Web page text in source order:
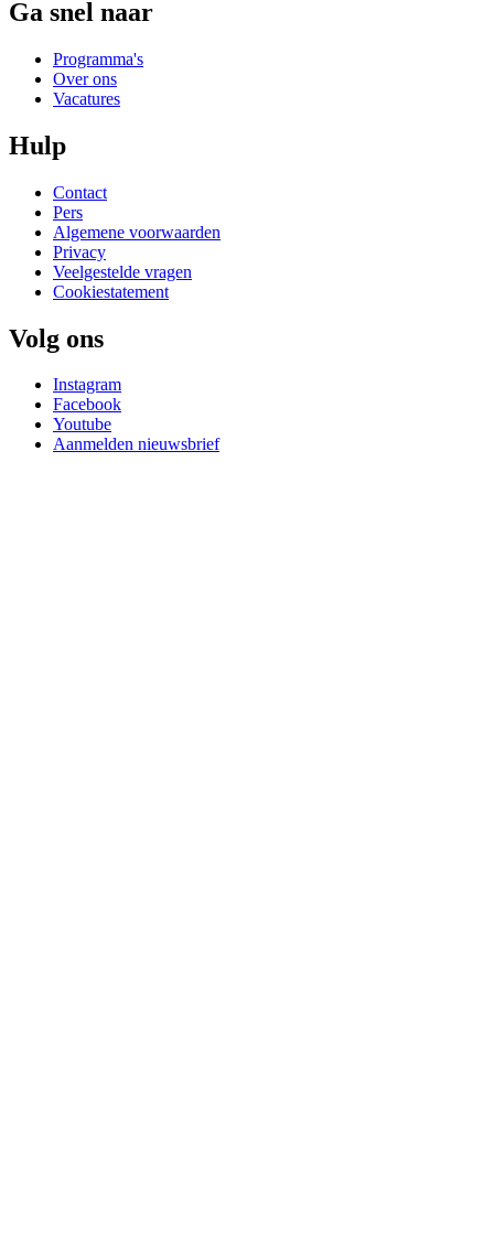
Ga snel naar
Programma's
Over ons
Vacatures
Hulp
Contact
Pers
Algemene voorwaarden
Privacy
Veelgestelde vragen
Cookiestatement
Volg ons
Instagram
Facebook
Youtube
Aanmelden nieuwsbrief